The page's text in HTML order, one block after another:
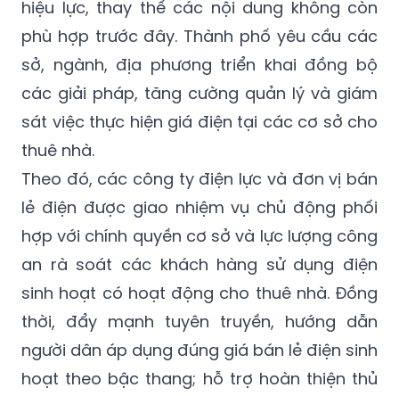
Chỉ thị được ban hành trong bối cảnh nhiều
quy định mới về điện lực và giá điện đã có
hiệu lực, thay thế các nội dung không còn
phù hợp trước đây. Thành phố yêu cầu các
sở, ngành, địa phương triển khai đồng bộ
các giải pháp, tăng cường quản lý và giám
sát việc thực hiện giá điện tại các cơ sở cho
thuê nhà.
Theo đó, các công ty điện lực và đơn vị bán
lẻ điện được giao nhiệm vụ chủ động phối
hợp với chính quyền cơ sở và lực lượng công
an rà soát các khách hàng sử dụng điện
sinh hoạt có hoạt động cho thuê nhà. Đồng
thời, đẩy mạnh tuyên truyền, hướng dẫn